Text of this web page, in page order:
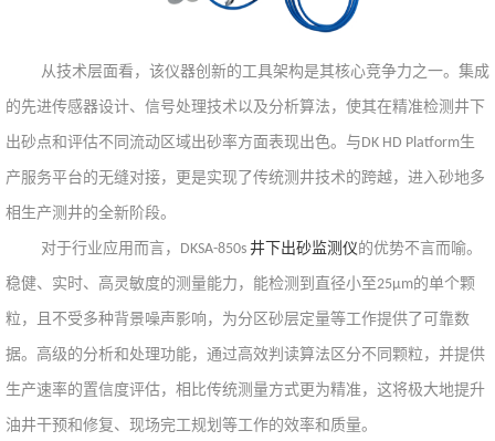
从技术层面看，该仪器创新的工具架构是其核心竞争力之一。集成
的先进传感器设计、信号处理技术以及分析算法，使其在精准检测井下
出砂点和评估不同流动区域出砂率方面表现出色。与DK HD Platform生
产服务平台的无缝对接，更是实现了传统测井技术的跨越，进入砂地多
相生产测井的全新阶段。
对于行业应用而言， DKSA-850s 井下出砂监测仪的优势不言而喻。
稳健、实时、高灵敏度的测量能力，能检测到直径小至25μm的单个颗
粒，且不受多种背景噪声影响，为分区砂层定量等工作提供了可靠数
据。高级的分析和处理功能，通过高效判读算法区分不同颗粒，并提供
生产速率的置信度评估，相比传统测量方式更为精准，这将极大地提升
油井干预和修复、现场完工规划等工作的效率和质量。